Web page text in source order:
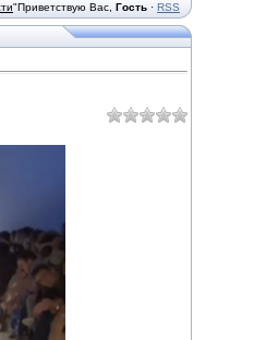
"Приветствую Вас Гость · RSS